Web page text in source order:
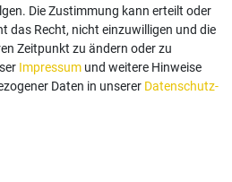
Die Zustimmung kann erteilt oder
das Recht, nicht einzuwilligen und die
Zeitpunkt zu ändern oder zu
Impressum und weitere Hinweise
Daten in unserer Daten­schutz­